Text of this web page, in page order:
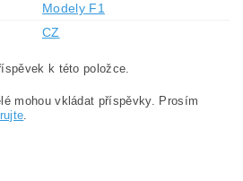
Modely F1
CZ
k této položce.
mohou vkládat příspěvky. Prosím
.